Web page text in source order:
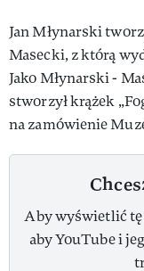
Jan Młynarski
Masecki, z którą
Jako Młynarski -
stworzył krążek
na zamówienie
Aby wyświetlić
aby YouTube i